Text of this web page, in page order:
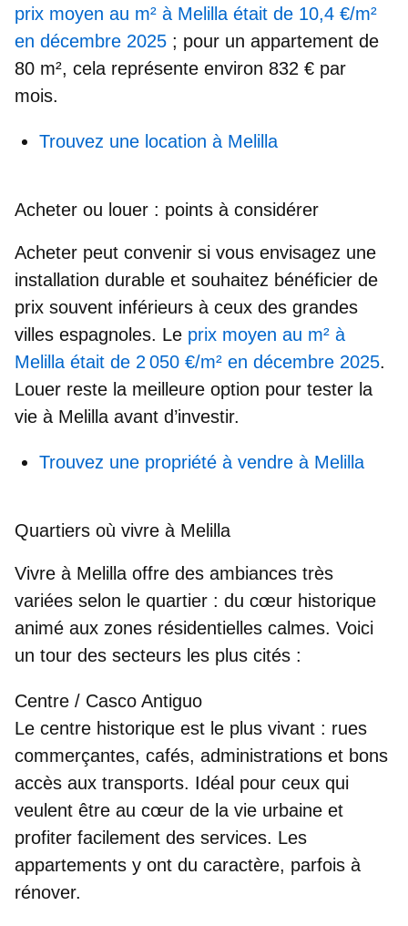
prix moyen au m² à Melilla était de 10,4 €/m²
en décembre 2025 ; pour un appartement de
80 m², cela représente environ 832 € par
mois.
Trouvez une location à Melilla
Acheter ou louer : points à considérer
Acheter peut convenir si vous envisagez une
installation durable et souhaitez bénéficier de
prix souvent inférieurs à ceux des grandes
villes espagnoles. Le prix moyen au m² à
Melilla était de 2 050 €/m² en décembre 2025.
Louer reste la meilleure option pour tester la
vie à Melilla avant d’investir.
Trouvez une propriété à vendre à Melilla
Quartiers où vivre à Melilla
Vivre à Melilla offre des ambiances très
variées selon le quartier : du cœur historique
animé aux zones résidentielles calmes. Voici
un tour des secteurs les plus cités :
Centre / Casco Antiguo
Le centre historique est le plus vivant : rues
commerçantes, cafés, administrations et bons
accès aux transports. Idéal pour ceux qui
veulent être au cœur de la vie urbaine et
profiter facilement des services. Les
appartements y ont du caractère, parfois à
rénover.